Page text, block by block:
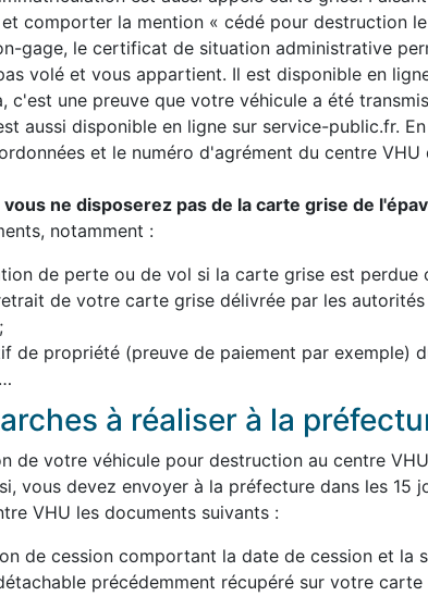
comporter la mention « cédé pour destruction
gage, le certificat de situation administrative
volé et vous appartient. Il est disponible en
c'est une preuve que votre véhicule a été
aussi disponible en ligne sur service-public.fr.
et le numéro d'agrément du centre
vous ne disposerez pas de la carte grise de
notamment :
de perte ou de vol si la carte grise est perdue
de votre carte grise délivrée par les
de propriété (preuve de paiement par exemple)
à réaliser à la
de votre véhicule pour destruction au centre
vous devez envoyer à la préfecture dans les 15
VHU les documents suivants :
de cession comportant la date de cession et la
précédemment récupéré sur votre carte